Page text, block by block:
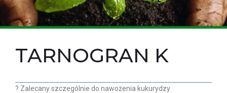
TARNOGRAN K
? Zalecany szczególnie do nawożenia kukurydzy